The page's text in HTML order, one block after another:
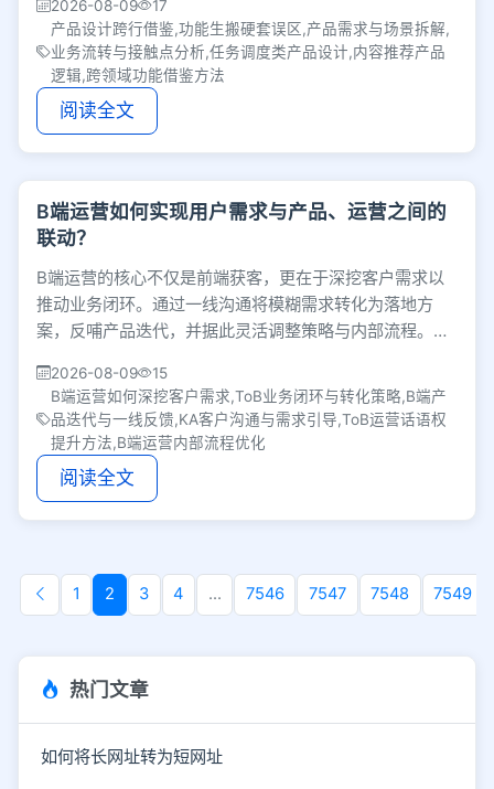
2026-08-09
17
产品设计跨行借鉴,功能生搬硬套误区,产品需求与场景拆解,
业务流转与接触点分析,任务调度类产品设计,内容推荐产品
逻辑,跨领域功能借鉴方法
阅读全文
B端运营如何实现用户需求与产品、运营之间的
联动？
B端运营的核心不仅是前端获客，更在于深挖客户需求以
推动业务闭环。通过一线沟通将模糊需求转化为落地方
案，反哺产品迭代，并据此灵活调整策略与内部流程。离
2026-08-09
15
B端运营如何深挖客户需求,ToB业务闭环与转化策略,B端产
品迭代与一线反馈,KA客户沟通与需求引导,ToB运营话语权
提升方法,B端运营内部流程优化
阅读全文
1 2 3 4 ... 7546 7547 7548 7549
热门文章
如何将长网址转为短网址